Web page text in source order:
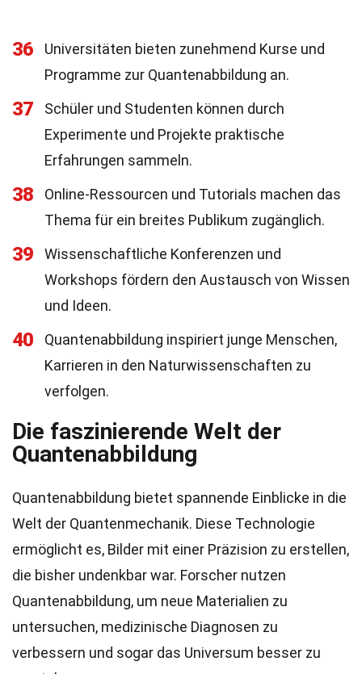
36
Universitäten bieten zunehmend Kurse und
Programme zur Quantenabbildung an.
37
Schüler und Studenten können durch
Experimente und Projekte praktische
Erfahrungen sammeln.
38
Online-Ressourcen und Tutorials machen das
Thema für ein breites Publikum zugänglich.
39
Wissenschaftliche Konferenzen und
Workshops fördern den Austausch von Wissen
und Ideen.
40
Quantenabbildung inspiriert junge Menschen,
Karrieren in den Naturwissenschaften zu
verfolgen.
Die faszinierende Welt der
Quantenabbildung
Quantenabbildung bietet spannende Einblicke in die
Welt der Quantenmechanik. Diese Technologie
ermöglicht es, Bilder mit einer Präzision zu erstellen,
die bisher undenkbar war. Forscher nutzen
Quantenabbildung, um neue Materialien zu
untersuchen, medizinische Diagnosen zu
verbessern und sogar das Universum besser zu